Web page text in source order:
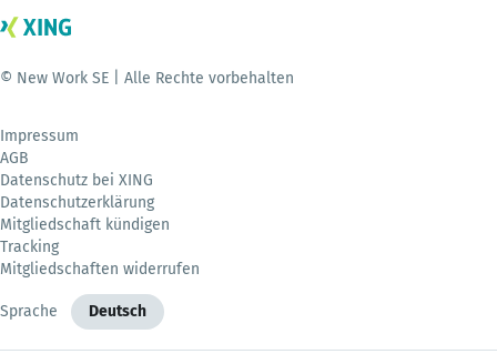
© New Work SE | Alle Rechte vorbehalten
Impressum
AGB
Datenschutz bei XING
Datenschutzerklärung
Mitgliedschaft kündigen
Tracking
Mitgliedschaften widerrufen
Sprache Deutsch